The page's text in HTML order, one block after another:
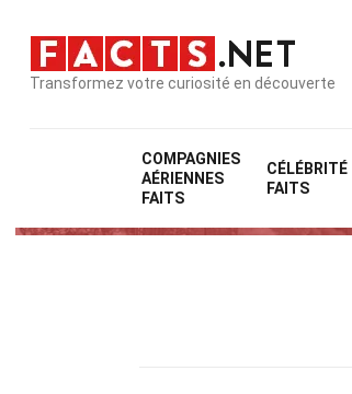
Transformez votre curiosité en découverte
COMPAGNIES
AÉRIENNES
FAITS
CÉLÉBRITÉ
FAITS